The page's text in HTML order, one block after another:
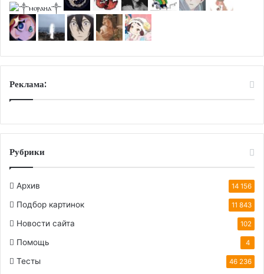
Реклама:
Рубрики
Архив 14 156
Подбор картинок 11 843
Новости сайта 102
Помощь 4
Тесты 46 236